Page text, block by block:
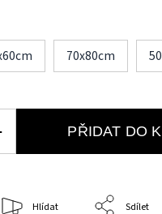
70x80cm
PŘIDAT DO
Hlídat Sdílet